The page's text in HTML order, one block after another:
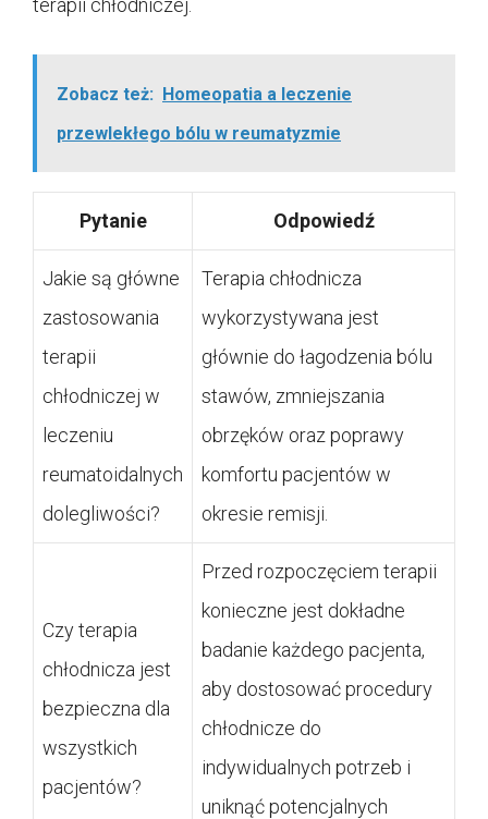
Zobacz też: Homeopatia a leczenie
przewlekłego bólu w reumatyzmie
Pytanie Odpowiedź
Jakie są główne
zastosowania
terapii
chłodniczej w
leczeniu
reumatoidalnych
dolegliwości?
Terapia chłodnicza
wykorzystywana jest
głównie do łagodzenia bólu
stawów, zmniejszania
obrzęków oraz poprawy
komfortu pacjentów w
okresie remisji.
Czy terapia
chłodnicza jest
bezpieczna dla
wszystkich
pacjentów?
Przed rozpoczęciem terapii
konieczne jest dokładne
badanie każdego pacjenta,
aby dostosować procedury
chłodnicze do
indywidualnych potrzeb i
uniknąć potencjalnych